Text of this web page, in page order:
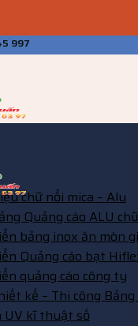
997
chữ nổi mica – Alu
Quảng cáo ALU
bảng inox ăn mòn
Quảng cáo bạt
quảng cáo công ty
kế – Thi công
UV kĩ thuật số